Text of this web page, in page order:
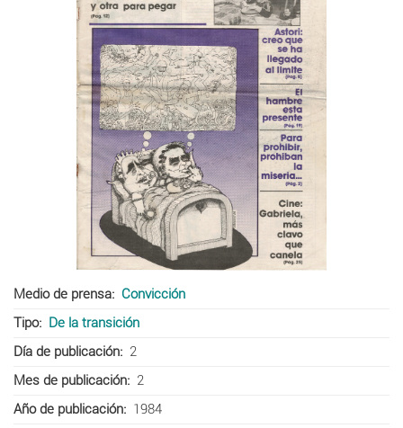
Medio de prensa
Convicción
Tipo
De la transición
Día de publicación
2
Mes de publicación
2
Año de publicación
1984